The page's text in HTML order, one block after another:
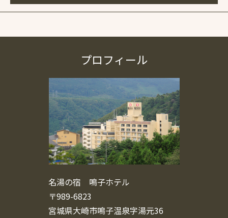
プロフィール
名湯の宿 鳴子ホテル
〒989-6823
宮城県大崎市鳴子温泉字湯元36